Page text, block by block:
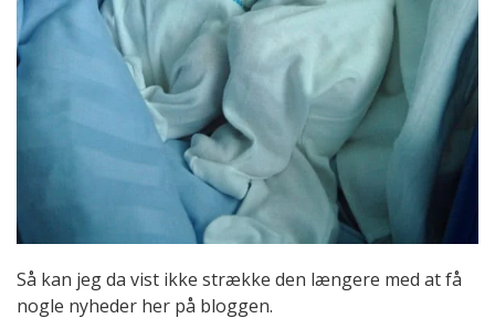
Så kan jeg da vist ikke strække den længere med at få
nogle nyheder her på bloggen.